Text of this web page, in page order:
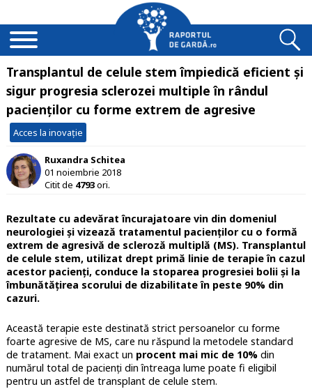
Transplantul de celule stem împiedică eficient și
sigur progresia sclerozei multiple în rândul
pacienților cu forme extrem de agresive
Acces la inovație
Ruxandra Schitea
01 noiembrie 2018
Citit de 4793ori.
Rezultate cu adevărat încurajatoare vin din domeniul
neurologiei și vizează tratamentul pacienților cu o formă
extrem de agresivă de scleroză multiplă (MS). Transplantul
de celule stem, utilizat drept primă linie de terapie în cazul
acestor pacienți, conduce la stoparea progresiei bolii și la
îmbunătățirea scorului de dizabilitate în peste 90% din
cazuri.
Această terapie este destinată strict persoanelor cu forme
foarte agresive de MS, care nu răspund la metodele standard
de tratament. Mai exact un procent mai mic de 10%din
numărul total de pacienți din întreaga lume poate fi eligibil
pentru un astfel de transplant de celule stem.